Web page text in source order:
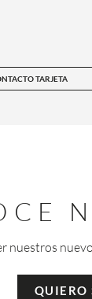
TARJETA
nuestros
QUIERO